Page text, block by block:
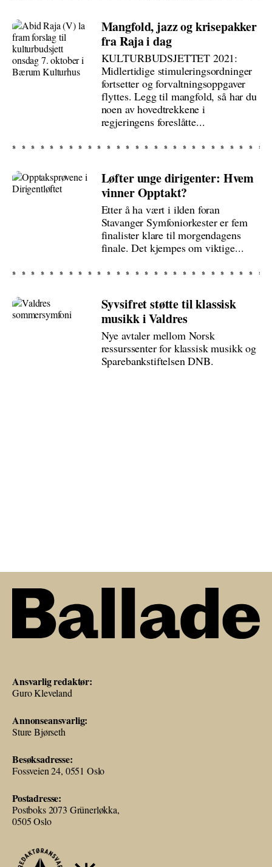
Mangfold, jazz og krisepakker
fra Raja i dag
KULTURBUDSJETTET 2021:
Midlertidige stimuleringsordninger
fortsetter og forvaltningsoppgaver
flyttes. Legg til mangfold, så har du
noen av hovedtrekkene i
regjeringens foreslåtte...
Løfter unge dirigenter: Hvem
vinner Opptakt?
Etter å ha vært i ilden foran
Stavanger Symfoniorkester er fem
finalister klare til morgendagens
finale. Det kjempes om viktige...
Syvsifret støtte til klassisk
musikk i Valdres
Nye avtaler mellom Norsk
ressurssenter for klassisk musikk og
Sparebankstiftelsen DNB.
Ansvarlig redaktør:
Guro Kleveland
Annonseansvarlig:
Sture Bjørseth
Besøksadresse:
Fossveien 24, 0551 Oslo
Postadresse:
Postboks 2073 Grünerløkka,
0505 Oslo